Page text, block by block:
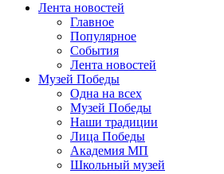
Лента новостей
Главное
Популярное
События
Лента новостей
Музей Победы
Одна на всех
Музей Победы
Наши традиции
Лица Победы
Академия МП
Школьный музей